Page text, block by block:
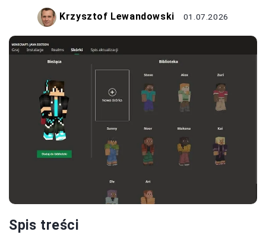
Krzysztof Lewandowski 01.07.2026
Spis treści